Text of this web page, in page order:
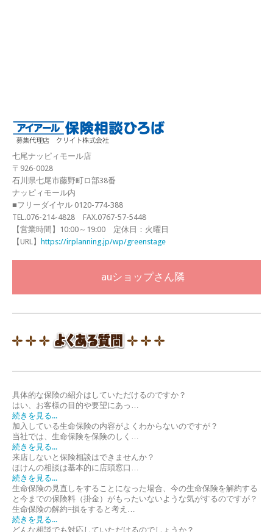
七尾ナッピィモール店
〒926-0028
石川県七尾市藤野町ロ部38番
ナッピィモール内
■フリーダイヤル 0120-774-388
TEL.076-214-4828 FAX.0767-57-5448
【営業時間】10:00～19:00 定休日：火曜日
【URL】
https://irplanning.jp/wp/greenstage
auショップさん隣
具体的な保険の紹介はしていただけるのですか？
はい、お客様の目的や要望にあっ…
続きを見る...
加入している生命保険の内容がよくわからないのですが？
当社では、生命保険を保険のしく…
続きを見る...
来店しないと保険相談はできませんか？
ほけんの相談は基本的に店頭窓口…
続きを見る...
生命保険の見直しをすることになった場合、今の生命保険を解約する
と今までの保険料（掛金）がもったいないような気がするのですが？
生命保険の解約=損をすると考え…
続きを見る...
どんな相談でも対応していただけるのでしょうか？